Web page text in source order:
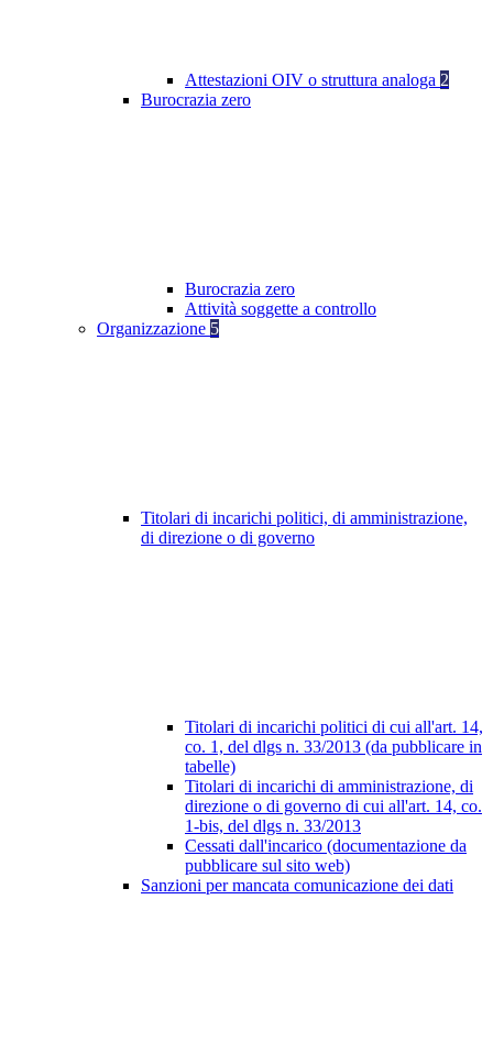
Attestazioni OIV o struttura analoga 2
Burocrazia zero
Burocrazia zero
Attività soggette a controllo
Organizzazione 5
Titolari di incarichi politici, di amministrazione,
di direzione o di governo
Titolari di incarichi politici di cui all'art. 14,
co. 1, del dlgs n. 33/2013 (da pubblicare in
tabelle)
Titolari di incarichi di amministrazione, di
direzione o di governo di cui all'art. 14, co.
1-bis, del dlgs n. 33/2013
Cessati dall'incarico (documentazione da
pubblicare sul sito web)
Sanzioni per mancata comunicazione dei dati